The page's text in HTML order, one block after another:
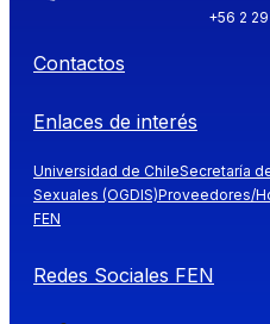
+56 2
Contactos
Enlaces de interés
Universidad de ChileSecretaría
Sexuales (OGDIS)Proveedores/
FEN
Redes Sociales FEN